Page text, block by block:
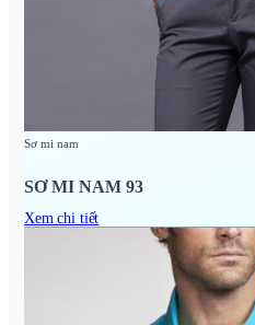
Sơ mi nam
SƠ MI NAM 93
Xem chi tiết